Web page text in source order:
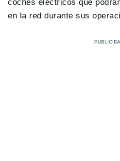
coches eléctricos que
en la red durante sus